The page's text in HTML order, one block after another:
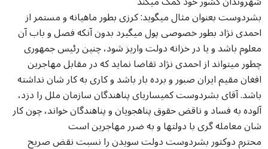
بشردوست بعنوان مثال میگوید: کرزی بطور ماهیانه و مستمر از
احمدی نژاد بطور خصوصی پول میگیرد بدون آنکه فصل و باب آن
معلوم باشد و یا در خزانه دولت واریز شود، چنین رئیس جمهوری
چطور میتواند از احمدی نژاد تقاضا نماید که در مقابل مهاجرین
افغان مقیم ایران صبور و برده بار باشد و کاری به کار شان نداشته
باشد. آقای بشردوست کمیساریای پناهندگان سازمان ملل را دزد،
آلوده به فساد و ناقض حقوق پناهجویان و پناهندگان خواند، چون کار
شان معامله گری با دولتها و به ضرر مهاجرین است
محترم دوکتور بشردوست دولت سویدن را نسبت نقض صریح